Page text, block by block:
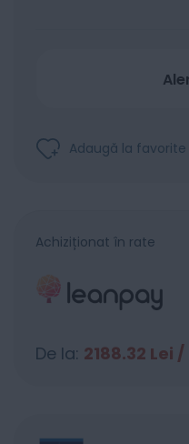
Adaugă la favorite
Achiziționat în rate
De la: 2188.32 Lei